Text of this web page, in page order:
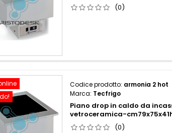
(0)
Codice prodotto: armonia 2 hot
Marca: Tecfrigo
Piano drop in caldo da
vetroceramica-
(0)